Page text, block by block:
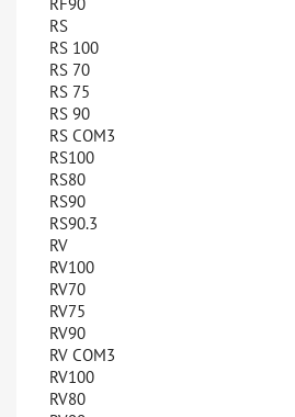
RS
RS 100
RS 70
RS 75
RS 90
RS COM3
RS100
RS80
RS90
RS90.3
RV
RV100
RV70
RV75
RV90
RV COM3
RV100
RV80